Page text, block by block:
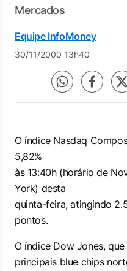
Mercados
Equipe InfoMoney
30/11/2000 13h40
O índice Nasdaq
5,82%
às 13:40h (horário de
York) desta
quinta-feira, atingindo
pontos.
O índice Dow Jones,
principais blue chips